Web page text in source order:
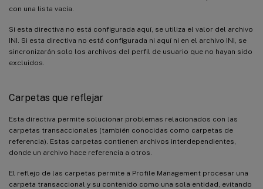
con una lista vacía.
Si esta directiva no está configurada aquí, se utiliza el valor del archivo
INI. Si esta directiva no está configurada ni aquí ni en el archivo INI, se
sincronizarán solo los archivos del perfil de usuario que no hayan sido
excluidos.
Carpetas que reflejar
Esta directiva permite solucionar problemas relacionados con las
carpetas transaccionales (también conocidas como carpetas de
referencia). Estas carpetas contienen archivos interdependientes,
donde un archivo hace referencia a otros.
El reflejo de las carpetas permite a Profile Management procesar una
carpeta transaccional y su contenido como una sola entidad, evitando